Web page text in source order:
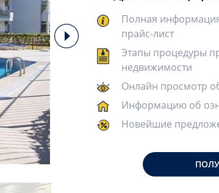
Полная
прайс-лист
Этапы процедуры
недвижимости
Онлайн просмотр
Информацию об
Новейшие